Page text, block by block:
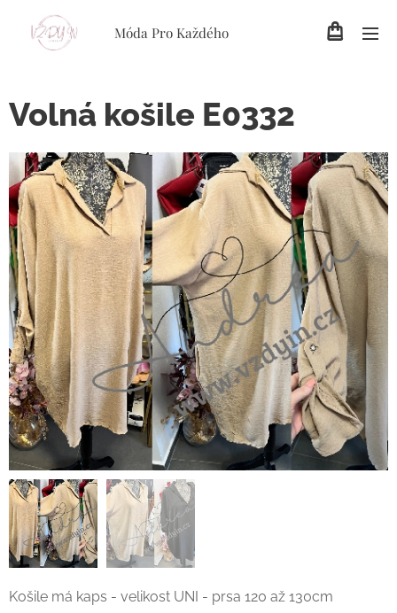
Móda Pro Každého
Volná košile E0332
Košile má kaps - velikost UNI - prsa 120 až 130cm